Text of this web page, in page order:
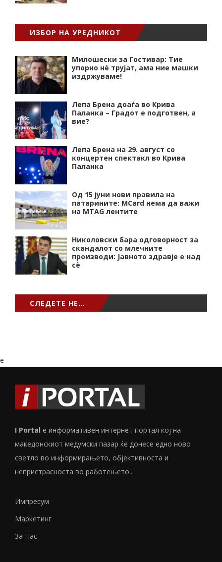
ИЗБОР НА УРЕДНИКОТ
Милошески за Гостивар: Тие
упорно нѐ трујат, ама ние машки
издржуваме!
Лепа Брена доаѓа во Крива
Паланка – Градот е подготвен, а
вие?
Лепа Брена на 29. август со
концертен спектакл во Крива
Паланка
Од 15 јуни нови правила на
патарините: MCard нема да важи
на MTAG лентите
Николовски бара одговорност за
скандалот со млечните
производи: Јавното здравје е над
сѐ
СЛЕДЕТЕ НЕ…
e
I Portal е информативен интернет портал кој на
македонскиот медумски пазар ќе донесе едно ново
светло во информирањето, објективноста и
непристрасноста во работењето...
Импресум
Маркетинг
За Нас